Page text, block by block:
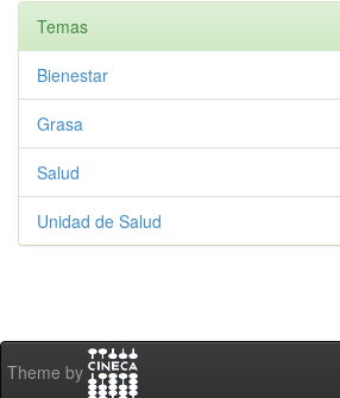
Temas
Bienestar
Grasa
Salud
Unidad de Salud
Theme by